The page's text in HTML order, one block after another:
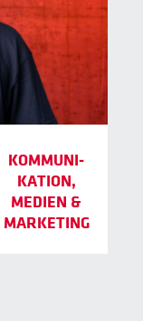
KOMMUNI­
KATION,
MEDIEN &
MARKETING